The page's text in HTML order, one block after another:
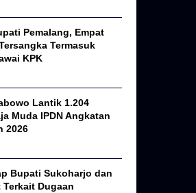
Pemalang, Empat
Termasuk
KPK
Lantik 1.204
Muda IPDN Angkatan
2026
Bupati Sukoharjo dan
Terkait Dugaan